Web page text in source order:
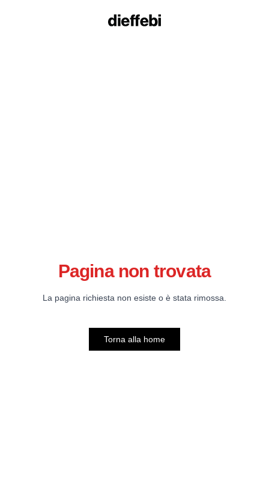
Pagina non trovata
La pagina richiesta non esiste o è stata rimossa.
Torna alla home